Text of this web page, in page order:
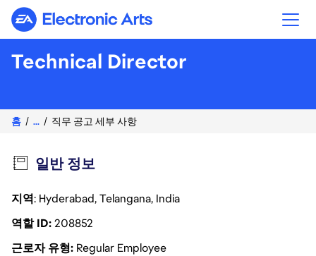
Electronic Arts
Technical Director
홈 ... 직무 공고 세부 사항
일반 정보
지역: Hyderabad, Telangana, India
역할 ID208852
근로자 유형 Regular Employee